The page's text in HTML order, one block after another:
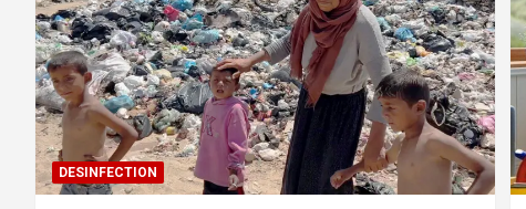
DESINFECTION